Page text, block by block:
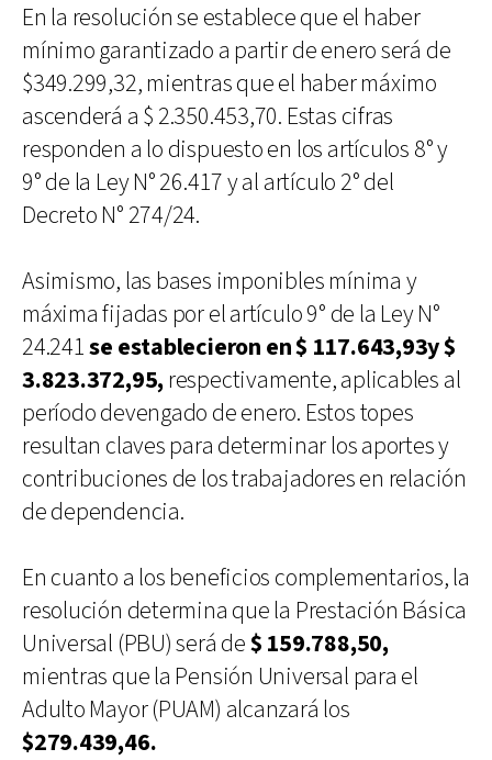
En la resolución se establece que el haber
mínimo garantizado a partir de enero será de
$349.299,32, mientras que el haber máximo
ascenderá a $ 2.350.453,70. Estas cifras
responden a lo dispuesto en los artículos 8° y
9° de la Ley N° 26.417 y al artículo 2° del
Decreto N° 274/24.
Asimismo, las bases imponibles mínima y
máxima fijadas por el artículo 9° de la Ley N°
24.241se establecieron en $ 117.643,93y $
3.823.372,95,respectivamente, aplicables al
período devengado de enero. Estos topes
resultan claves para determinar los aportes y
contribuciones de los trabajadores en relación
de dependencia.
En cuanto a los beneficios complementarios, la
resolución determina que la Prestación Básica
Universal (PBU) será de$ 159.788,50,
mientras que la Pensión Universal para el
Adulto Mayor (PUAM) alcanzará los
$279.439,46.